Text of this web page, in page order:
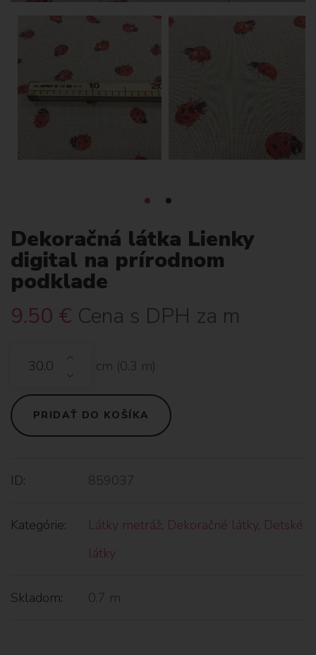
Dekoračná látka Lienky
digital na prírodnom
podklade
9.50 € Cena s DPH za m
cm (0.3 m)
PRIDAŤ DO KOŠÍKA
ID: 859037
Kategórie: Látky metráž, Dekoračné látky, Detské
látky
Skladom: 0.7 m